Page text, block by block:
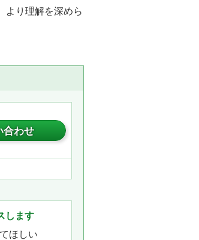
より理解を深めら
合わせ
します
ほしい